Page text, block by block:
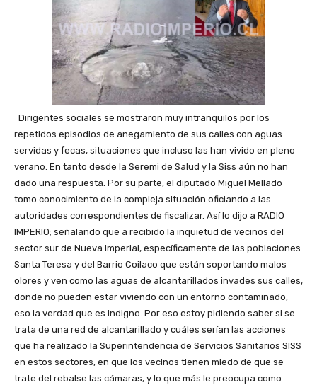
Dirigentes sociales se mostraron muy intranquilos por los
repetidos episodios de anegamiento de sus calles con aguas
servidas y fecas, situaciones que incluso las han vivido en pleno
verano. En tanto desde la Seremi de Salud y la Siss aún no han
dado una respuesta. Por su parte, el diputado Miguel Mellado
tomo conocimiento de la compleja situación oficiando a las
autoridades correspondientes de fiscalizar. Así lo dijo a RADIO
IMPERIO; señalando que a recibido la inquietud de vecinos del
sector sur de Nueva Imperial, específicamente de las poblaciones
Santa Teresa y del Barrio Coilaco que están soportando malos
olores y ven como las aguas de alcantarillados invades sus calles,
donde no pueden estar viviendo con un entorno contaminado,
eso la verdad que es indigno. Por eso estoy pidiendo saber si se
trata de una red de alcantarillado y cuáles serían las acciones
que ha realizado la Superintendencia de Servicios Sanitarios SISS
en estos sectores, en que los vecinos tienen miedo de que se
trate del rebalse las cámaras, y lo que más le preocupa como